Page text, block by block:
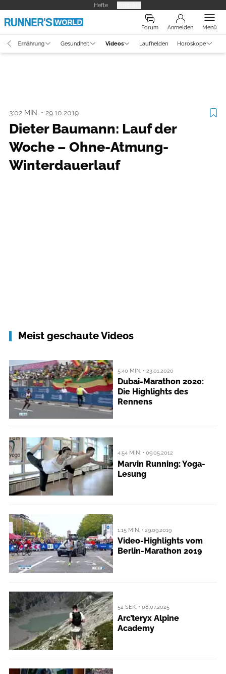
Hefte
Forum Anmelden Menü
Ernährung Gesundheit Videos Laufhelden Horoskope
3:02 MIN. • 29.10.2019
Dieter Baumann: Lauf der
Woche – Ohne-Atmung-
Winterdauerlauf
Meist geschaute Videos
5:40 MIN. • 23.01.2020
Dubai-Marathon 2020:
Die Highlights des
Rennens
4:54 MIN. • 09.05.2012
Marvin Running: Yoga-
Lesung
1:15 MIN. • 29.09.2019
Video-Highlights vom
Berlin-Marathon 2019
52 SEK. • 08.07.2025
Arc’teryx Alpine
Academy